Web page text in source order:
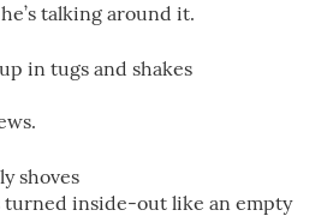
talking around it.
in tugs and shakes
shoves
inside-out like an empty